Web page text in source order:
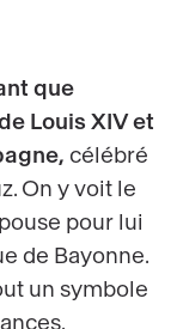
que
Louis XIV et
célébré
On y voit le
pour lui
de Bayonne.
un symbole